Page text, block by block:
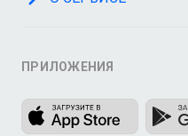
ПРИЛОЖЕНИЯ